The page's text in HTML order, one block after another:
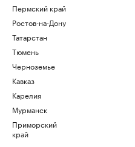
Пермский край
Ростов-на-Дону
Татарстан
Тюмень
Черноземье
Кавказ
Карелия
Мурманск
Приморский
край